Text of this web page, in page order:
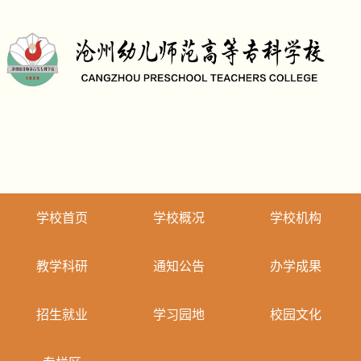
学校首页 学校概况 学校机构
教学科研 通知公告 办学成果
招生就业 学习园地 校园文化